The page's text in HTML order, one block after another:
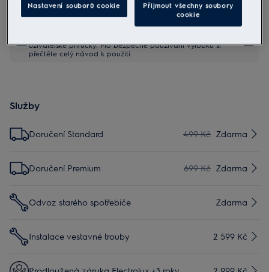
Bezpečnostní pokyny a bezpečnostní upozornění podle
uživatelské příručky. Pro bezpečné používání výrobku si
přečtěte celý návod k použití.
Služby
Doručení Standard 499 Kč Zdarma
Doručení Premium 699 Kč Zdarma
Odvoz starého spotřebiče Zdarma
Instalace vestavné trouby 2 599 Kč
Nastavení souborů cookie
Přijmout všechny soubory
cookie